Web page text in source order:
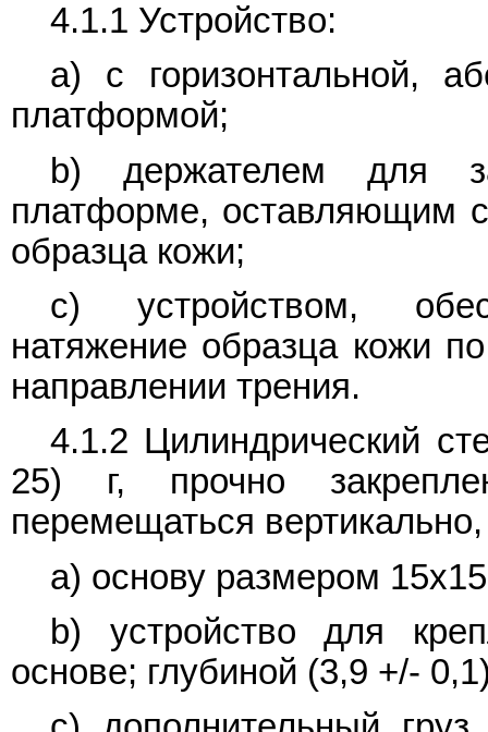
4.1.1 Устройство:
a) с горизонтальной,
платформой;
b) держателем для
платформе, оставляющим
образца кожи;
c) устройством,
натяжение образца кожи
направлении трения.
4.1.2 Цилиндрический
25) г, прочно
перемещаться
a) основу размером
b) устройство для
основе; глубиной (3,9 +/-